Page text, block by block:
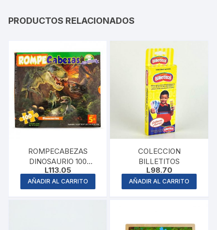
PRODUCTOS RELACIONADOS
ROMPECABEZAS
DINOSAURIO 100
PIEZAS
L113.05
AÑADIR AL CARRITO
COLECCION
BILLETITOS
L98.70
AÑADIR AL CARRITO